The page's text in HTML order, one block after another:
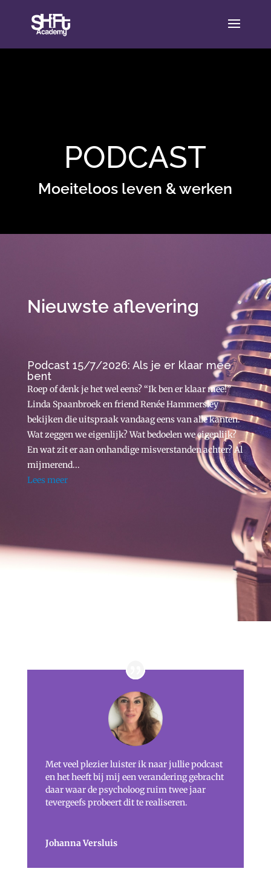
PODCAST
Moeiteloos leven & werken
Nieuwste aflevering
Podcast 15/7/2026: Als je er klaar mee
bent
Roep of denk je het wel eens? “Ik ben er klaar mee!”
Linda Spaanbroek en friend Renée Hammersley
bekijken die uitspraak vandaag eens van alle kanten.
Wat zeggen we eigenlijk? Wat bedoelen we eigenlijk?
En wat zit er aan onhandige misverstanden achter? Al
mijmerend...
Lees meer
Met veel plezier luister ik naar jullie podcast
en het heeft bij mij een verandering gebracht
daar waar de psycholoog ruim twee jaar
tevergeefs probeert dit te realiseren.
Johanna Versluis